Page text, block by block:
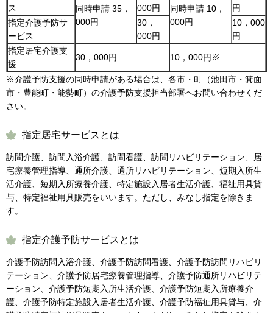
ス
同時申請 35，
000円
000円
同時申請 10，
000円
円
指定介護予防サ
ービス
30，
000円
10，000
円
指定居宅介護支
援
30，000円 10，000円※
※介護予防支援の同時申請がある場合は、各市・町（池田市・箕面
市・豊能町・能勢町）の介護予防支援担当部署へお問い合わせくだ
さい。
指定居宅サービスとは
訪問介護、訪問入浴介護、訪問看護、訪問リハビリテーション、居
宅療養管理指導、通所介護、通所リハビリテーション、短期入所生
活介護、短期入所療養介護、特定施設入居者生活介護、福祉用具貸
与、特定福祉用具販売をいいます。ただし、みなし指定を除きま
す。
指定介護予防サービスとは
介護予防訪問入浴介護、介護予防訪問看護、介護予防訪問リハビリ
テーション、介護予防居宅療養管理指導、介護予防通所リハビリテ
ーション、介護予防短期入所生活介護、介護予防短期入所療養介
護、介護予防特定施設入居者生活介護、介護予防福祉用具貸与、介